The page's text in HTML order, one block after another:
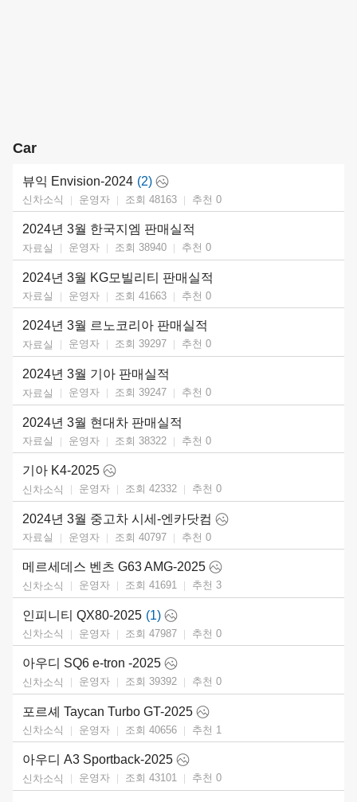
Car
뷰익 Envision-2024 (2)
신차소식 운영자 조회 48163 추천 0
2024년 3월 한국지엠 판매실적
자료실 운영자 조회 38940 추천 0
2024년 3월 KG모빌리티 판매실적
자료실 운영자 조회 41663 추천 0
2024년 3월 르노코리아 판매실적
자료실 운영자 조회 39297 추천 0
2024년 3월 기아 판매실적
자료실 운영자 조회 39247 추천 0
2024년 3월 현대차 판매실적
자료실 운영자 조회 38322 추천 0
기아 K4-2025
신차소식 운영자 조회 42332 추천 0
2024년 3월 중고차 시세-엔카닷컴
자료실 운영자 조회 40797 추천 0
메르세데스 벤츠 G63 AMG-2025
신차소식 운영자 조회 41691 추천 3
인피니티 QX80-2025 (1)
신차소식 운영자 조회 47987 추천 0
아우디 SQ6 e-tron -2025
신차소식 운영자 조회 39392 추천 0
포르셰 Taycan Turbo GT-2025
신차소식 운영자 조회 40656 추천 1
아우디 A3 Sportback-2025
신차소식 운영자 조회 43101 추천 0